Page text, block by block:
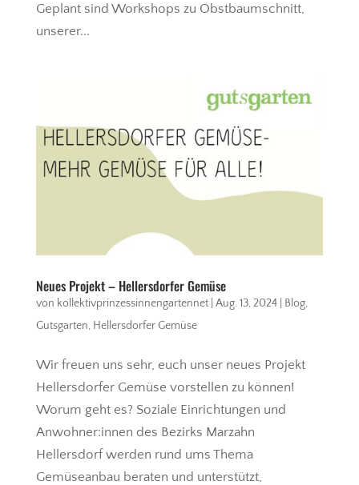
Geplant sind Workshops zu Obstbaumschnitt,
unserer...
Neues Projekt – Hellersdorfer Gemüse
von kollektivprinzessinnengartennet| Aug. 13, 2024| Blog,
Gutsgarten, Hellersdorfer Gemüse
Wir freuen uns sehr, euch unser neues Projekt
Hellersdorfer Gemüse vorstellen zu können!
Worum geht es? Soziale Einrichtungen und
Anwohner:innen des Bezirks Marzahn
Hellersdorf werden rund ums Thema
Gemüseanbau beraten und unterstützt,